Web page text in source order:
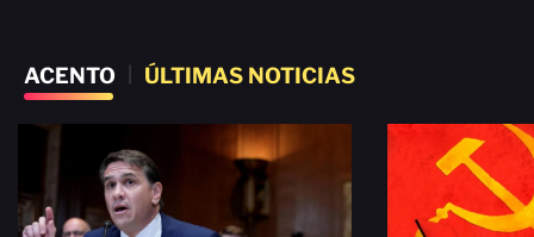
ACENTO ÚLTIMAS NOTICIAS